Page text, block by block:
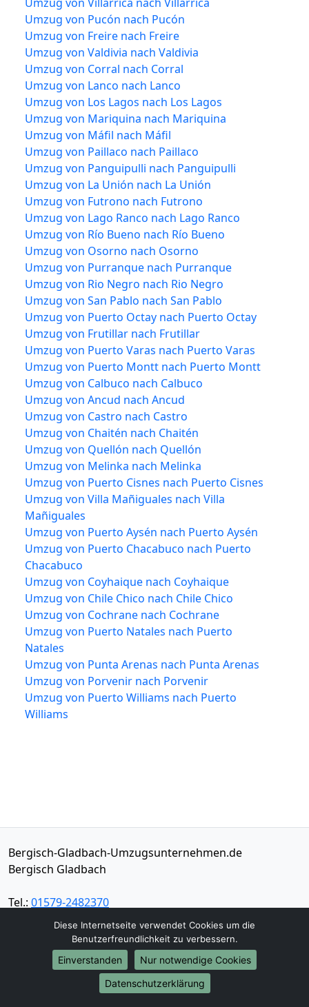
Umzug von Pucón nach Pucón
Umzug von Freire nach Freire
Umzug von Valdivia nach Valdivia
Umzug von Corral nach Corral
Umzug von Lanco nach Lanco
Umzug von Los Lagos nach Los Lagos
Umzug von Mariquina nach Mariquina
Umzug von Máfil nach Máfil
Umzug von Paillaco nach Paillaco
Umzug von Panguipulli nach Panguipulli
Umzug von La Unión nach La Unión
Umzug von Futrono nach Futrono
Umzug von Lago Ranco nach Lago Ranco
Umzug von Río Bueno nach Río Bueno
Umzug von Osorno nach Osorno
Umzug von Purranque nach Purranque
Umzug von Rio Negro nach Rio Negro
Umzug von San Pablo nach San Pablo
Umzug von Puerto Octay nach Puerto Octay
Umzug von Frutillar nach Frutillar
Umzug von Puerto Varas nach Puerto Varas
Umzug von Puerto Montt nach Puerto Montt
Umzug von Calbuco nach Calbuco
Umzug von Ancud nach Ancud
Umzug von Castro nach Castro
Umzug von Chaitén nach Chaitén
Umzug von Quellón nach Quellón
Umzug von Melinka nach Melinka
Umzug von Puerto Cisnes nach Puerto Cisnes
Umzug von Villa Mañiguales nach Villa
Mañiguales
Umzug von Puerto Aysén nach Puerto Aysén
Umzug von Puerto Chacabuco nach Puerto
Chacabuco
Umzug von Coyhaique nach Coyhaique
Umzug von Chile Chico nach Chile Chico
Umzug von Cochrane nach Cochrane
Umzug von Puerto Natales nach Puerto
Natales
Umzug von Punta Arenas nach Punta Arenas
Umzug von Porvenir nach Porvenir
Umzug von Puerto Williams nach Puerto
Williams
Bergisch-Gladbach-Umzugsunternehmen.de
Bergisch Gladbach
Tel.: 01579-2482370
info@bergisch-gladbach-
umzugsunternehmen.de
Öffnungszeiten:Mo - Sa: 08:00 - 17:30 Uhr
Diese Internetseite verwendet Cookies um die
Benutzerfreundlichkeit zu verbessern.
Einverstanden
Nur notwendige Cookies
Datenschutzerklärung